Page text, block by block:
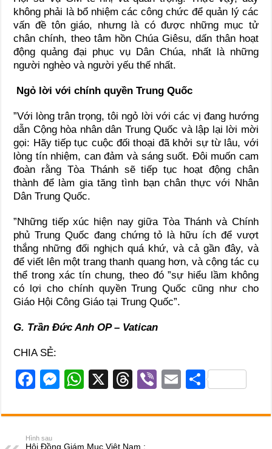
không phải là bổ nhiệm các công chức để quản lý các
vấn đề tôn giáo, nhưng là có được những mục tử
chân chính, theo tâm hồn Chúa Giêsu, dấn thân hoạt
động quảng đại phục vụ Dân Chúa, nhất là những
người nghèo và người yếu thế nhất.
Ngỏ lời với chính quyền Trung Quốc
”Với lòng trân trọng, tôi ngỏ lời với các vị đang hướng
dẫn Cộng hòa nhân dân Trung Quốc và lập lại lời mời
gọi: Hãy tiếp tục cuộc đối thoại đã khởi sự từ lâu, với
lòng tín nhiệm, can đảm và sáng suốt. Đôi muốn cam
đoàn rằng Tòa Thánh sẽ tiếp tục hoạt động chân
thành để làm gia tăng tình bạn chân thực với Nhân
Dân Trung Quốc.
”Những tiếp xúc hiện nay giữa Tòa Thánh và Chính
phủ Trung Quốc đang chứng tỏ là hữu ích để vượt
thắng những đối nghịch quá khứ, và cả gần đây, và
để viết lên một trang thanh quang hơn, và cộng tác cụ
thể trong xác tín chung, theo đó ”sự hiểu lầm không
có lợi cho chính quyền Trung Quốc cũng như cho
Giáo Hội Công Giáo tại Trung Quốc”.
G. Trần Đức Anh OP – Vatican
CHIA SẺ:
F
c
e
M
ss
W
at
X
T
e
Vi
er
E
ail
S
ar
Hình sau
Hội Đồng Giám Mục Việt Nam :